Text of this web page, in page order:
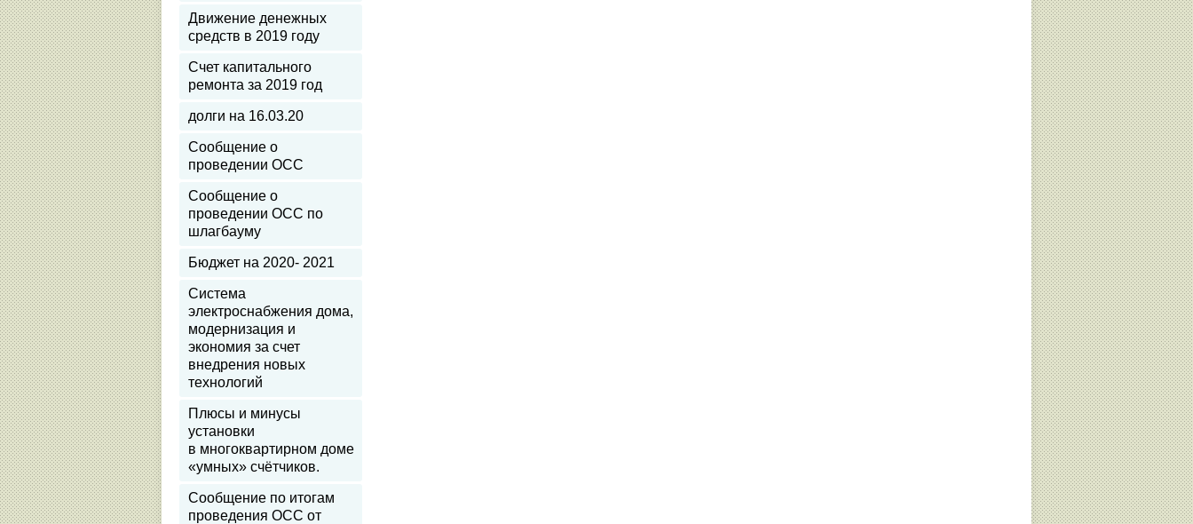
Движение денежных
средств в 2019 году
Счет капитального
ремонта за 2019 год
долги на 16.03.20
Сообщение о
проведении ОСС
Сообщение о
проведении ОСС по
шлагбауму
Бюджет на 2020- 2021
Система
электроснабжения дома,
модернизация и
экономия за счет
внедрения новых
технологий
Плюсы и минусы
установки
в многоквартирном доме
«умных» счётчиков.
Сообщение по итогам
проведения ОСС от